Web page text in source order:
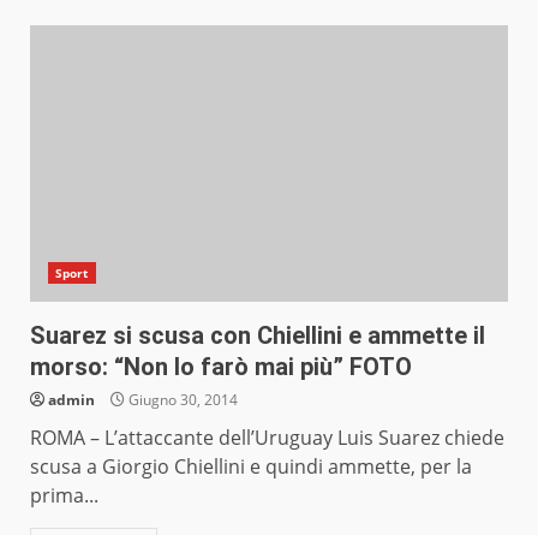
Sport
Suarez si scusa con Chiellini e ammette il
morso: “Non lo farò mai più” FOTO
admin Giugno 30, 2014
ROMA – L’attaccante dell’Uruguay Luis Suarez chiede
scusa a Giorgio Chiellini e quindi ammette, per la
prima...